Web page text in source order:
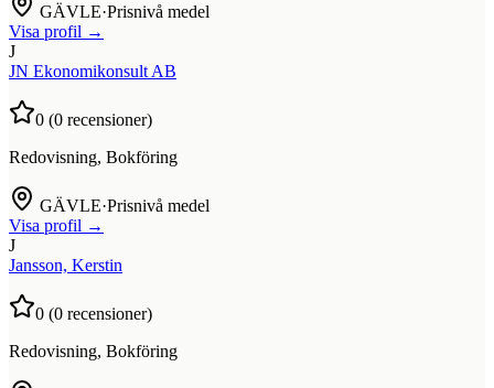
GÄVLE·Prisnivå medel
Visa profil →
J
JN Ekonomikonsult AB
0 (0 recensioner)
Redovisning, Bokföring
GÄVLE·Prisnivå medel
Visa profil →
J
Jansson, Kerstin
0 (0 recensioner)
Redovisning, Bokföring